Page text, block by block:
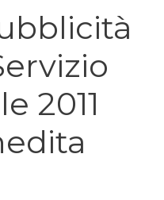
2011